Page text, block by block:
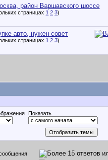
район Варшавского шоссе
1 2 3)
авто, нужен совет
1 2 3)
Показать